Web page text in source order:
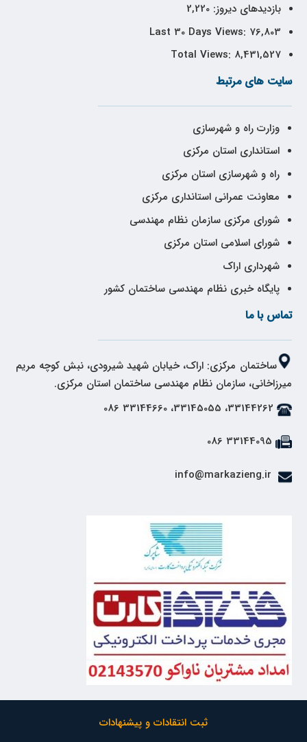
بازدیدهای دیروز:2,220
Last 30 Days Views: 76,803
Total Views: 8,431,527
سایت های مرتبط
وزارت راه و شهرسازی
استانداری استان مرکزی
راه و شهرسازی استان مرکزی
معاونت عمرانی استانداری مرکزی
شورای مرکزی سازمان نظام مهندسی
شورای اسلامی استان مرکزی
شهرداری اراک
پایگاه خبری نظام مهندسی ساختمان کشور
تماس با ما
ساختمان مرکزی: اراک، خیابان شهید شیرودی، نبش کوچه مریم
میرزاخانی، سازمان نظام مهندسی ساختمان استان مرکزی.
33144262، 33145055، 33144660 086
33144095 086
ثبت انتقادات و پیشنهادات